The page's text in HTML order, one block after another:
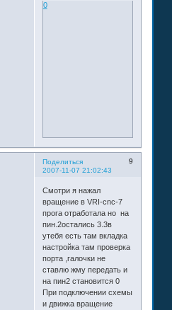
0
Поделиться
9
2007-11-07 21:02:43
Смотри я нажал
вращение в VRI-cnc-7
прога отработала но на
пин.2остались 3.3в
утебя есть там вкладка
настройка там проверка
порта ,галочки не
ставлю жму передать и
на пин2 становится 0
При подключении схемы
и движка вращение